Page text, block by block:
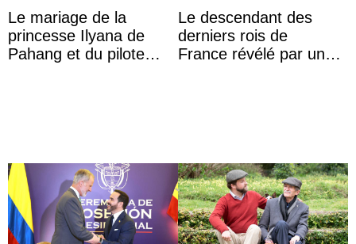
Le mariage de la
princesse Ilyana de
Pahang et du pilote
Le descendant des
derniers rois de
France révélé par un